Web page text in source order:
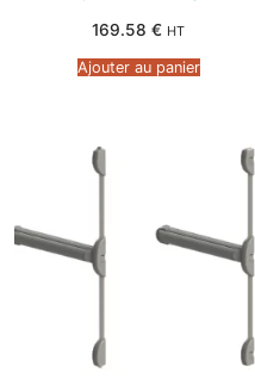
169.58 € HT
Ajouter au panier